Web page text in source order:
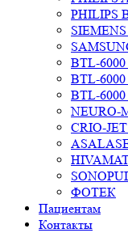
PHILIPS
BTL-
BTL-
BTL-
NEURO-
CRIO-
ФОТЕК
Пациентам
Контакты